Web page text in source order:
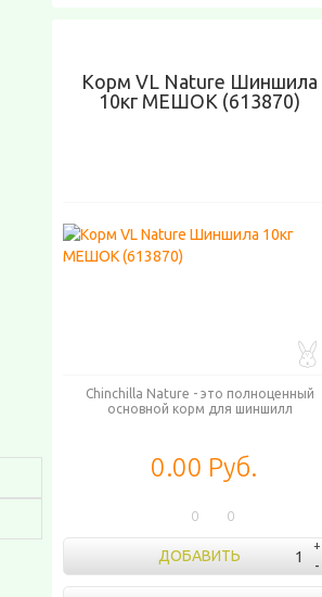
Корм VL Nature Шиншила
10кг МЕШОК (613870)
Chinchilla Nature - это полноценный
основной корм для шиншилл
0.00 Руб.
0 0
ДОБАВИТЬ